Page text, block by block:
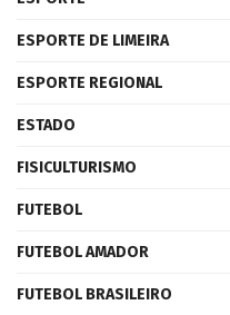
ESPORTE DE LIMEIRA
ESPORTE REGIONAL
ESTADO
FISICULTURISMO
FUTEBOL
FUTEBOL AMADOR
FUTEBOL BRASILEIRO